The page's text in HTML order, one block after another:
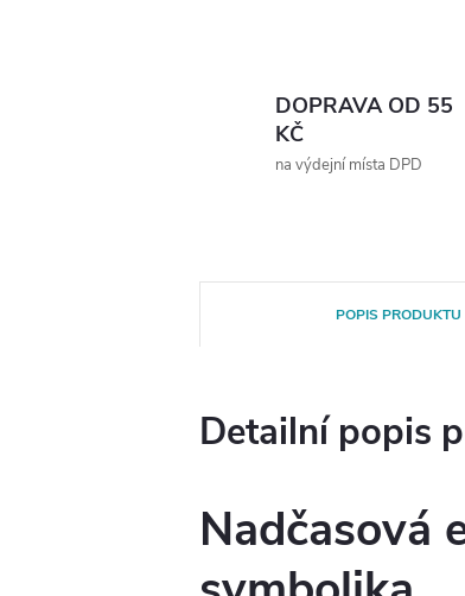
DOPRAVA OD 55
KČ
na výdejní místa DPD
POPIS PRODUKTU
Detailní popis
Nadčasová